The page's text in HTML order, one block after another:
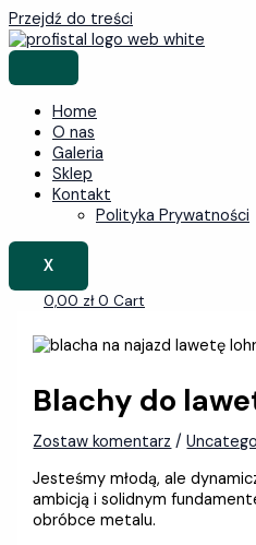
Przejdź do treści
Home
O nas
Galeria
Sklep
Kontakt
Polityka Prywatności
X
0,00 zł 0 Cart
Blachy do
Zostaw komentarz /
Jesteśmy młodą, ale
ambicją i solidnym
obróbce metalu.